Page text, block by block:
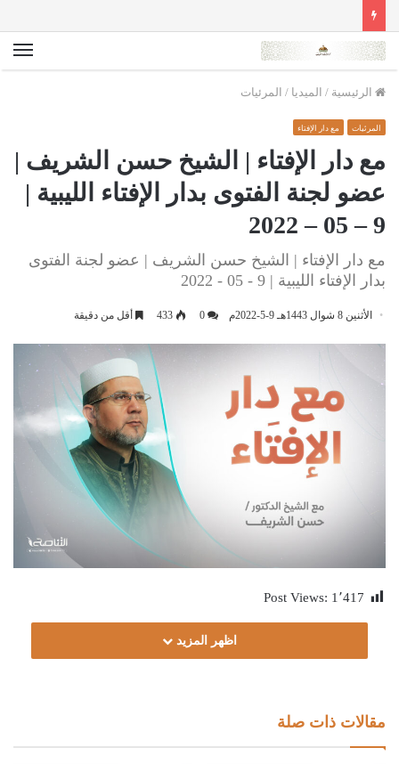
الرئيسية / الميديا / المرئيات
المرئيات مع دار الإفتاء
مع دار الإفتاء | الشيخ حسن الشريف |
عضو لجنة الفتوى بدار الإفتاء الليبية |
9 – 05 – 2022
مع دار الإفتاء | الشيخ حسن الشريف | عضو لجنة الفتوى
بدار الإفتاء الليبية | 9 - 05 - 2022
الأثنين 8 شوال 1443هـ 9-5-2022م 0
433 أقل من دقيقة
Post Views: 1٬417
اظهر المزيد
مقالات ذات صلة